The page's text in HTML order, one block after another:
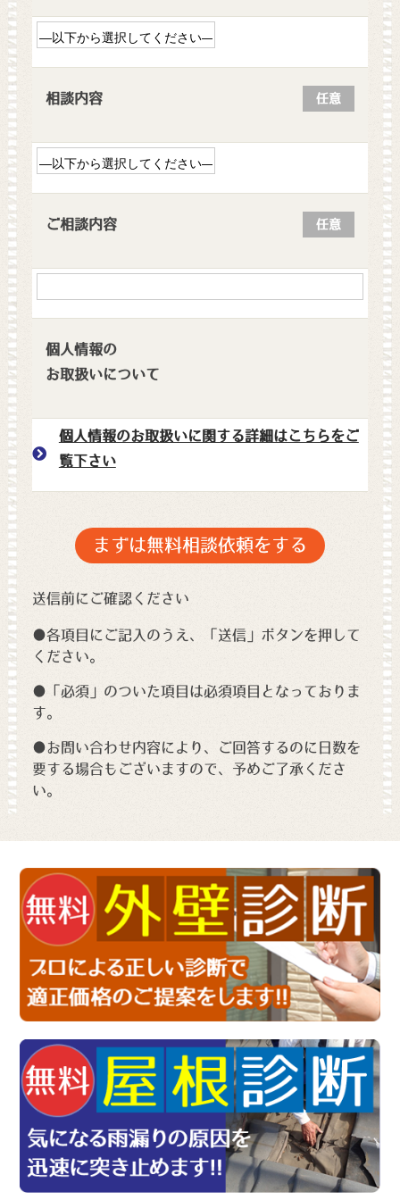
相談内容 任意
ご相談内容 任意
個人情報の
お取扱いについて
個人情報のお取扱いに関する詳細はこちらをご
覧下さい
送信前にご確認ください
●各項目にご記入のうえ、「送信」ボタンを押して
ください。
●「必須」のついた項目は必須項目となっておりま
す。
●お問い合わせ内容により、ご回答するのに日数を
要する場合もございますので、予めご了承くださ
い。